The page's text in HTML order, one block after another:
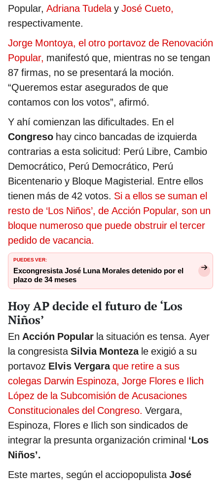
Popular, Adriana Tudelay José Cueto,
respectivamente.
Jorge Montoya, el otro portavoz de Renovación
Popular, manifestó que, mientras no se tengan
87 firmas, no se presentará la moción.
“Queremos estar asegurados de que
contamos con los votos”, afirmó.
Y ahí comienzan las dificultades. En el
Congreso hay cinco bancadas de izquierda
contrarias a esta solicitud: Perú Libre, Cambio
Democrático, Perú Democrático, Perú
Bicentenario y Bloque Magisterial. Entre ellos
tienen más de 42 votos. Si a ellos se suman el
resto de ‘Los Niños’, de Acción Popular, son un
bloque numeroso que puede obstruir el tercer
pedido de vacancia.
PUEDES VER:
Excongresista José Luna Morales detenido por el
plazo de 34 meses
Hoy AP decide el futuro de ‘Los
Niños’
En Acción Popular la situación es tensa. Ayer
la congresistaSilvia Monteza le exigió a su
portavoz Elvis Vergara que retire a sus
colegas Darwin Espinoza, Jorge Flores e Ilich
López de la Subcomisión de Acusaciones
Constitucionales del Congreso. Vergara,
Espinoza, Flores e Ilich son sindicados de
integrar la presunta organización criminal ‘Los
Niños’.
Este martes, según el acciopopulistaJosé